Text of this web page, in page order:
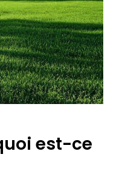
est-ce